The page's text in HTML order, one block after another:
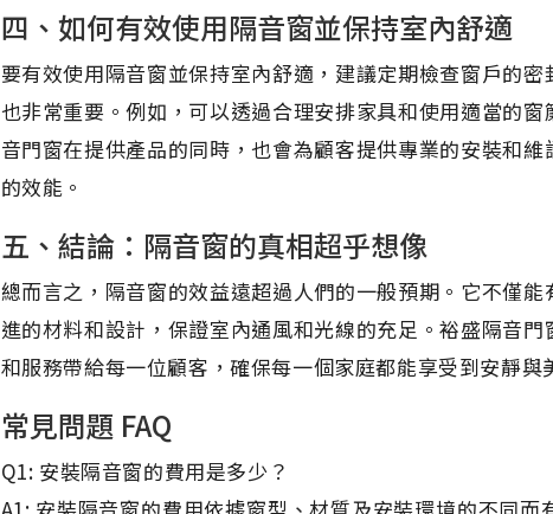
四、如何有效使用隔音窗並保持室內舒適
要有效使用隔音窗並保持室內舒適，建議定期檢查窗戶的
也非常重要。例如，可以透過合理安排家具和使用適當的
音門窗在提供產品的同時，也會為顧客提供專業的安裝和
的效能。
五、結論：隔音窗的真相超乎想像
總而言之，隔音窗的效益遠超過人們的一般預期。它不僅
進的材料和設計，保證室內通風和光線的充足。裕盛隔音
和服務帶給每一位顧客，確保每一個家庭都能享受到安靜與
常見問題 FAQ
Q1: 安裝隔音窗的費用是多少？